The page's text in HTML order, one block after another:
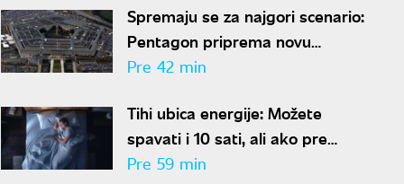
Spremaju se za najgori scenario:
Pentagon priprema novu
nuklearnu strategiju za
Kinom
Pre 42 min
Tihi ubica energije: Možete
spavati i 10 sati, ali ako pre
kreveta radite ovo, organizam
Pre 59 min